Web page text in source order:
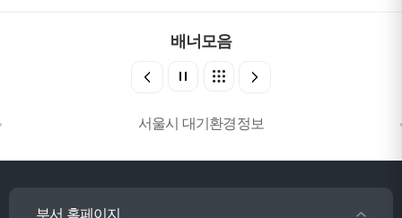
배너모음
서울시 대기환경정보
부서 홈페이지